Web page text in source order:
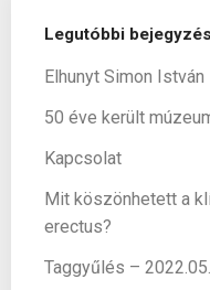
Legutóbbi
Elhunyt Simon István
50 éve került
Kapcsolat
Mit köszönhetett a
erectus?
Taggyűlés –